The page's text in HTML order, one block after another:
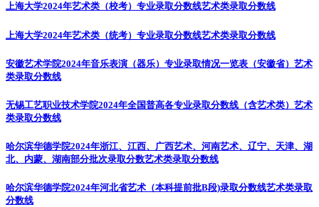
上海大学2024年艺术类（校考）专业录取分数线艺术类录取分数线
上海大学2024年艺术类（统考）专业录取分数线艺术类录取分数线
安徽艺术学院2024年音乐表演（器乐）专业录取情况一览表（安徽省） 艺术
类录取分数线
无锡工艺职业技术学院2024年全国普高各专业录取分数线（含艺术类） 艺术
类录取分数线
哈尔滨华德学院2024年浙江、江西、广西艺术、河南艺术、辽宁、天津、湖
北、内蒙、湖南部分批次录取分数艺术类录取分数线
哈尔滨华德学院2024年河北省艺术（本科提前批B段)录取分数线艺术类录取
分数线